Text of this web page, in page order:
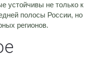
устойчивы не только к
полосы России, но
регионов.